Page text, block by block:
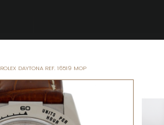
ROLEX DAYTONA REF. 16519 MOP